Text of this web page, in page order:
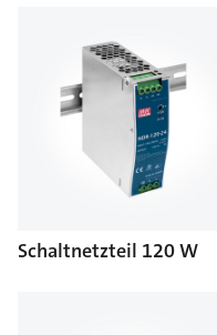
Schaltnetzteil 120 W